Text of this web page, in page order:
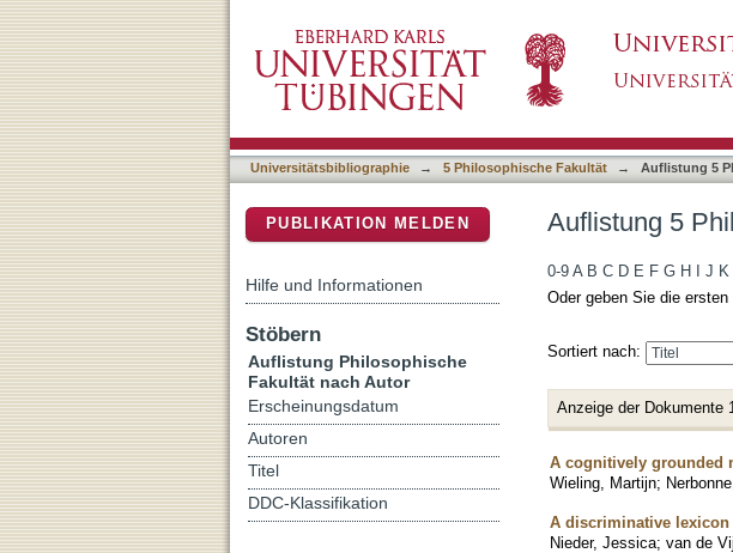
Universitätsbibliographie → 5 Philosophische Fakultät → Auflistung 5
Auflistung 5
0-9 A B C D E F G H J K
Oder geben Sie die
Sortiert nach:
Anzeige der Dokumente
A cognitively grounded
Wieling, Martijn;
A discriminative
Nieder, Jessica; van de
PUBLIKATION MELDEN
Hilfe und Informationen
Stöbern
Auflistung Philosophische
Fakultät nach Autor
Erscheinungsdatum
Autoren
Titel
DDC-Klassifikation